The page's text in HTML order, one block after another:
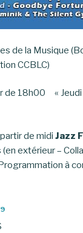
de la Musique
CCBLC)
de 18h00 «
de midi Jazz
extérieur –
à